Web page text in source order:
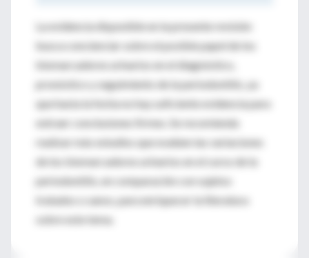
La evidencia disponible en la presente revisión
busca concienciar sobre el posible papel de los
biomarcadores urinarios en el diagnóstico,
pronóstico y seguimiento de la periodontitis, ya
que hasta la fecha no hay suficiente evidencia para
extraer conclusiones firmes. Se recomienda
realizar más estudios que evalúen las variaciones
de los biomarcadores urinarios en el curso de la
periodontitis, en comparación con sujetos
tratados o sanos, para enriquecer la literatura
sobre este tema.